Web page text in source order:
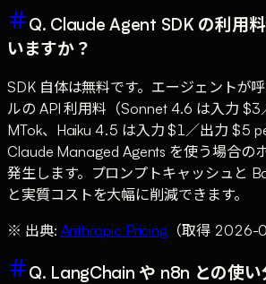
Q. Claude Agent SDK の利用
いますか？
SDK 自体は無料です。エージェントが
ルの API 利用料（Sonnet 4.6 は入力
MTok、Haiku 4.5 は入力 $1／出力 $5
Claude Managed Agents を使う場合の
発生します。プロンプトキャッシュと
と実質コストを大幅に削減できます。
※ 出典: Anthropic Pricing （取得 2026-
Q. LangChain や n8n との使